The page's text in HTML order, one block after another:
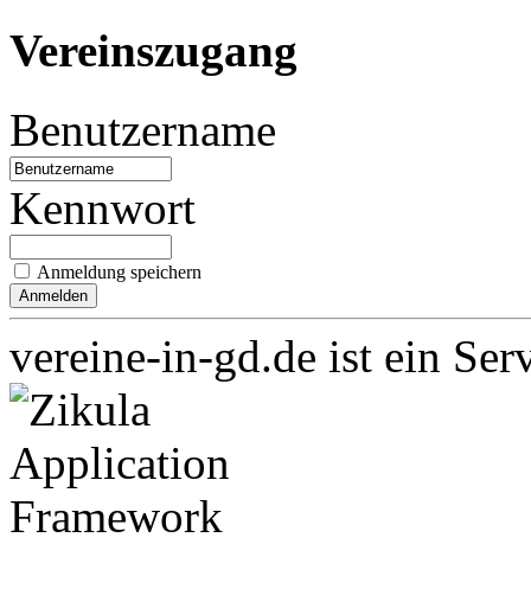
Vereinszugang
Benutzername
Kennwort
Anmeldung speichern
vereine-in-gd.de ist ein